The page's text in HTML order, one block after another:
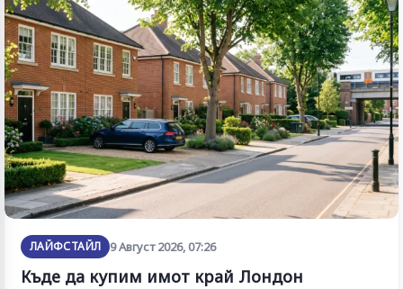
ЛАЙФСТАЙЛ 9 Август 2026, 07:26
Къде да купим имот край Лондон